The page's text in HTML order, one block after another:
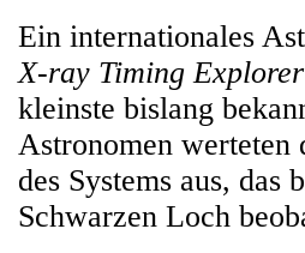
Ein internationales
X-ray Timing Explorer
kleinste bislang
Astronomen werteten
des Systems aus, das
Schwarzen Loch